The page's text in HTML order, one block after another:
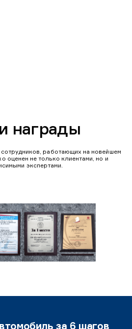
награды
работающих на новейшем
оценен не только клиентами, но и
экспертами.
за 6 шагов